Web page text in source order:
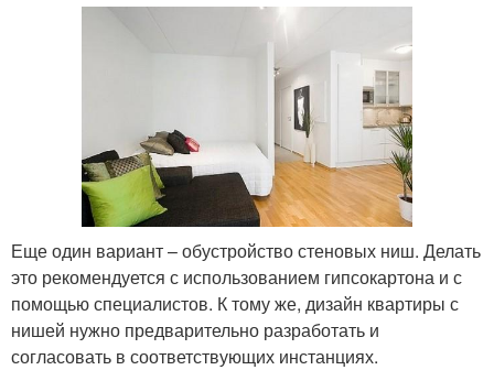
Еще один вариант – обустройство стеновых ниш. Делать
это рекомендуется с использованием гипсокартона и с
помощью специалистов. К тому же, дизайн квартиры с
нишей нужно предварительно разработать и
согласовать в соответствующих инстанциях.